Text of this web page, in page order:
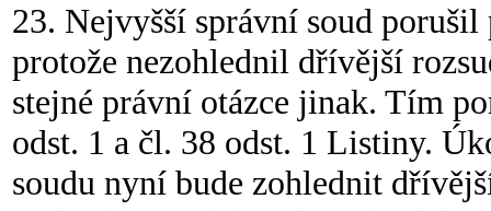
23. Nejvyšší správní soud
protože nezohlednil dřívější
stejné právní otázce jinak. Tím
odst. 1 a čl. 38 odst. 1 Listiny.
soudu nyní bude zohlednit